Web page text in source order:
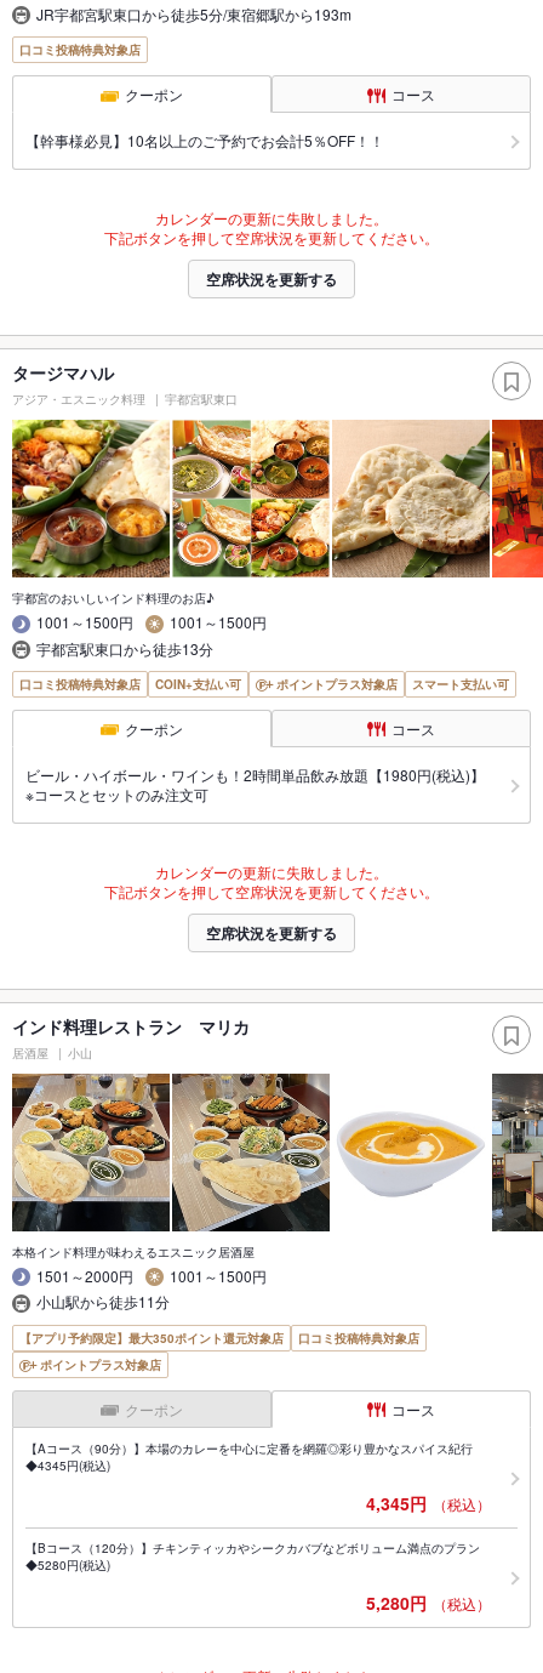
JR宇都宮駅東口から徒歩5分/東宿郷駅から193m
口コミ投稿特典対象店
クーポン コース
【幹事様必見】10名以上のご予約でお会計5％OFF！！
カレンダーの更新に失敗しました。
下記ボタンを押して空席状況を更新してください。
空席状況を更新する
タージマハル
アジア・エスニック料理 宇都宮駅東口
宇都宮のおいしいインド料理のお店♪
1001～1500円
1001～1500円
宇都宮駅東口から徒歩13分
口コミ投稿特典対象店 COIN+支払い可 ポイントプラス対象店 スマート支払い可
クーポン コース
ビール・ハイボール・ワインも！2時間単品飲み放題【1980円(税込)】
※コースとセットのみ注文可
カレンダーの更新に失敗しました。
下記ボタンを押して空席状況を更新してください。
空席状況を更新する
インド料理レストラン マリカ
居酒屋 小山
本格インド料理が味わえるエスニック居酒屋
1501～2000円
1001～1500円
小山駅から徒歩11分
【アプリ予約限定】最大350ポイント還元対象店
口コミ投稿特典対象店
ポイントプラス対象店
クーポン コース
【Aコース（90分）】本場のカレーを中心に定番を網羅◎彩り豊かなスパイス紀行
◆4345円(税込)
4,345円 （税込）
【Bコース（120分）】チキンティッカやシークカバブなどボリューム満点のプラン
◆5280円(税込)
5,280円 （税込）